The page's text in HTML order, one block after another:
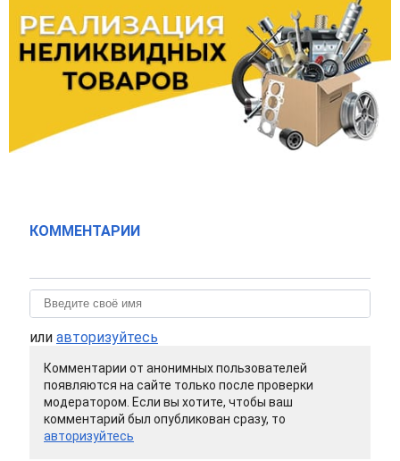
КОММЕНТАРИИ
или авторизуйтесь
Комментарии от анонимных пользователей
появляются на сайте только после проверки
модератором. Если вы хотите, чтобы ваш
комментарий был опубликован сразу, то
авторизуйтесь